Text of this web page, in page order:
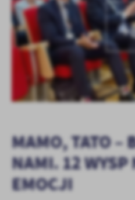
MAMO, TATO –
NAMI. 12 WYSP
EMOCJI